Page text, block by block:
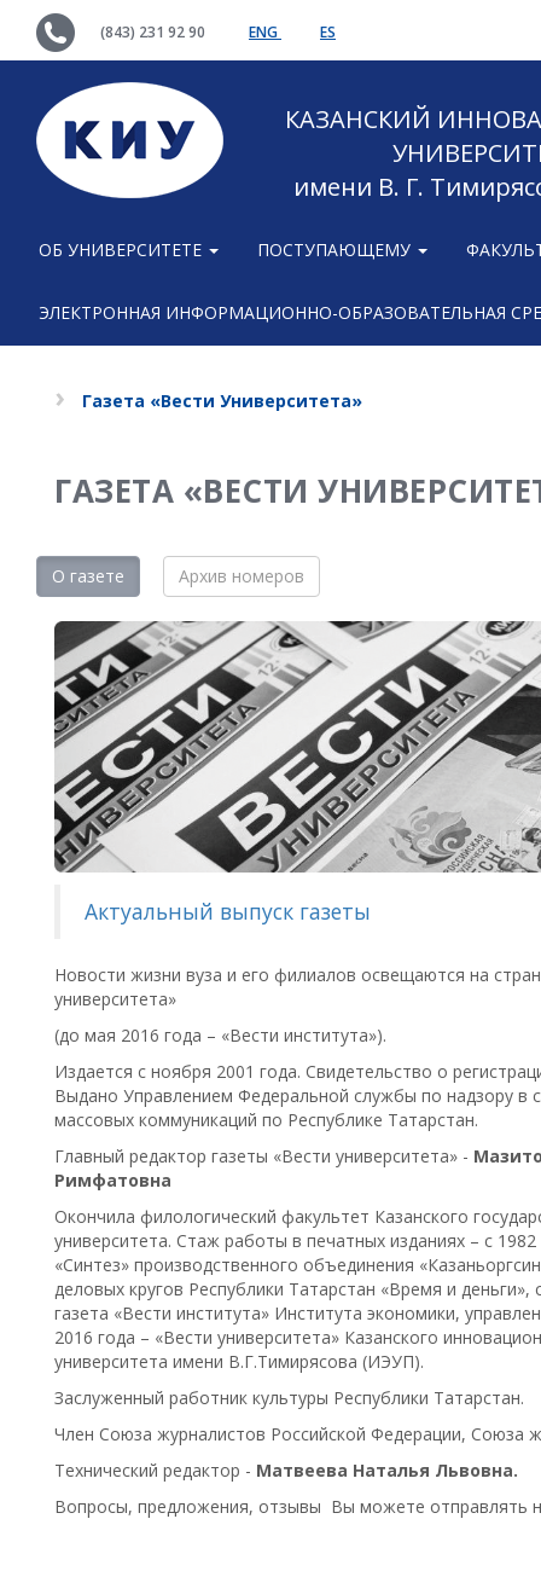
(843) 231 92 90 ENG ES
КАЗАНСКИЙ
имени В. Г.
ОБ УНИВЕРСИТЕТЕ ПОСТУПАЮЩЕМУ
ЭЛЕКТРОННАЯ ИНФОРМАЦИОННО-ОБРАЗОВАТЕЛЬНАЯ
Газета «Вести Университета»
ГАЗЕТА «ВЕСТИ
О газете Архив номеров
Актуальный выпуск газеты
Новости жизни вуза и его филиалов освещаются на
университета»
(до мая 2016 года – «Вести института»).
Издается с ноября 2001 года. Свидетельство о
Выдано Управлением Федеральной службы по надзору в
массовых коммуникаций по Республике Татарстан.
Главный редактор газеты «Вести университета» -
Римфатовна
Окончила филологический факультет Казанского
университета. Стаж работы в печатных изданиях – с 1982
«Синтез» производственного объединения
деловых кругов Республики Татарстан «Время и деньги»,
газета «Вести института» Института экономики,
2016 года – «Вести университета» Казанского
университета имени В.Г.Тимирясова (ИЭУП).
Заслуженный работник культуры Республики Татарстан.
Член Союза журналистов Российской Федерации, Союза
Технический редактор - Матвеева Наталья Львовна.
Вопросы, предложения, отзывы Вы можете отправлять